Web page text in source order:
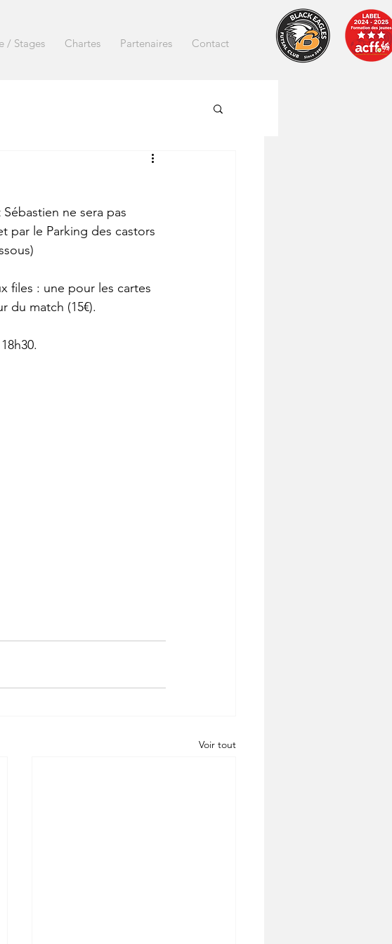
/ Stages Chartes Partenaires Contact
ne sera pas
par le Parking des castors
files : une pour les cartes
du match (15€).
Voir tout